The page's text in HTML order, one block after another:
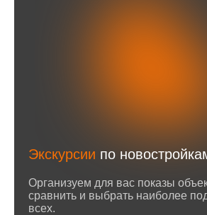
Экскурсии по
Организуем для вас показы
сравнить и выбрать наиболее
всех.